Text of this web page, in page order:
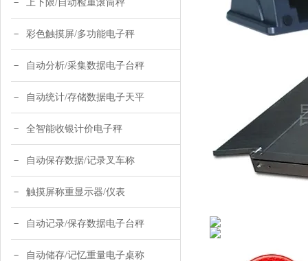
上下限/自动检重滚筒秤
彩色触摸屏/多功能电子秤
自动分析/采集数据电子台秤
自动统计/存储数据电子天平
全智能收银计价电子秤
自动保存数据/记录叉车称
触摸屏称重显示器/仪表
自动记录/保存数据电子台秤
自动储存/记忆重量电子桌称